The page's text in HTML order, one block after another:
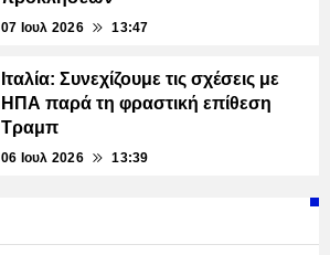
07 Ιουλ 2026 13:47
Ιταλία: Συνεχίζουμε τις σχέσεις με
ΗΠΑ παρά τη φραστική επίθεση
Τραμπ
06 Ιουλ 2026 13:39